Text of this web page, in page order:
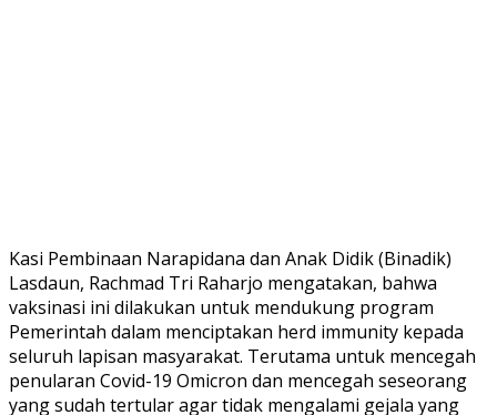
Kasi Pembinaan Narapidana dan Anak Didik (Binadik)
Lasdaun, Rachmad Tri Raharjo mengatakan, bahwa
vaksinasi ini dilakukan untuk mendukung program
Pemerintah dalam menciptakan herd immunity kepada
seluruh lapisan masyarakat. Terutama untuk mencegah
penularan Covid-19 Omicron dan mencegah seseorang
yang sudah tertular agar tidak mengalami gejala yang